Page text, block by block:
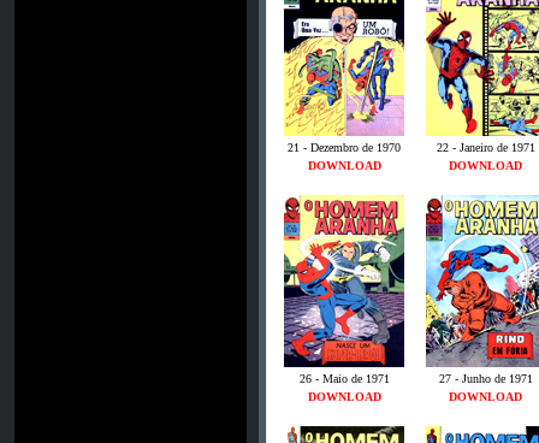
21 - Dezembro de 1970
22 - Janeiro de 1971
DOWNLOAD
DOWNLOAD
26 - Maio de 1971
27 - Junho de 1971
DOWNLOAD
DOWNLOAD